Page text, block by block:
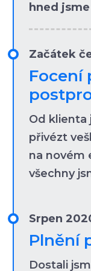
hned
Začátek
Focení
Od klienta
přivézt
na novém
všechny
Srpen
Plnění
Dostali